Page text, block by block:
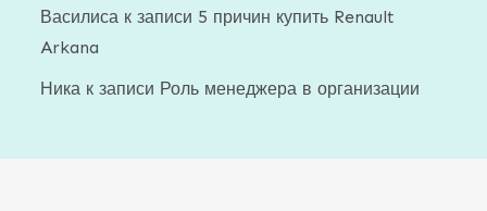
Василиса к записи 5 причин купить Renault
Arkana
Ника к записи Роль менеджера в организации